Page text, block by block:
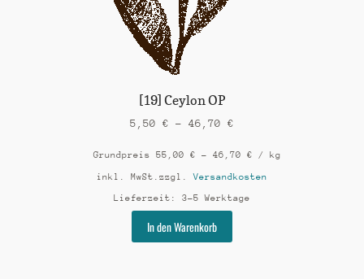
[19] Ceylon OP
5,50 € – 46,70 €
Grundpreis 55,00 € – 46,70 € / kg
inkl. MwSt. zzgl.Versandkosten
Lieferzeit: 3-5 Werktage
In den Warenkorb